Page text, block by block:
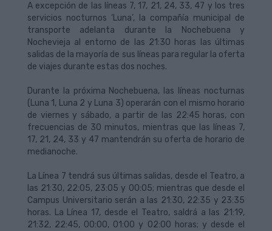
A excepción de las líneas 7, 17, 21, 24, 33, 47 y los tres
servicios nocturnos ‘Luna’, la compañía municipal de
transporte adelanta durante la Nochebuena y
Nochevieja al entorno de las 21:30 horas las últimas
salidas de la mayoría de sus líneas para regular la oferta
de viajes durante estas dos noches.
Durante la próxima Nochebuena, las líneas nocturnas
(Luna 1, Luna 2 y Luna 3) operarán con el mismo horario
de viernes y sábado, a partir de las 22:45 horas, con
frecuencias de 30 minutos, mientras que las líneas 7,
17, 21, 24, 33 y 47 mantendrán su oferta de horario de
medianoche.
La Línea 7 tendrá sus últimas salidas, desde el Teatro, a
las 21:30, 22:05, 23:05 y 00:05; mientras que desde el
Campus Universitario serán a las 21:30, 22:35 y 23:35
horas. La Línea 17, desde el Teatro, saldrá a las 21:19,
21:32, 22:45, 00:00, 01:00 y 02:00 horas; y desde el